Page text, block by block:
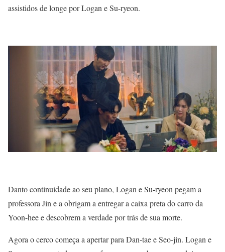
assistidos de longe por Logan e Su-ryeon.
Danto continuidade ao seu plano, Logan e Su-ryeon pegam a
professora Jin e a obrigam a entregar a caixa preta do carro da
Yoon-hee e descobrem a verdade por trás de sua morte.
Agora o cerco começa a apertar para Dan-tae e Seo-jin. Logan e